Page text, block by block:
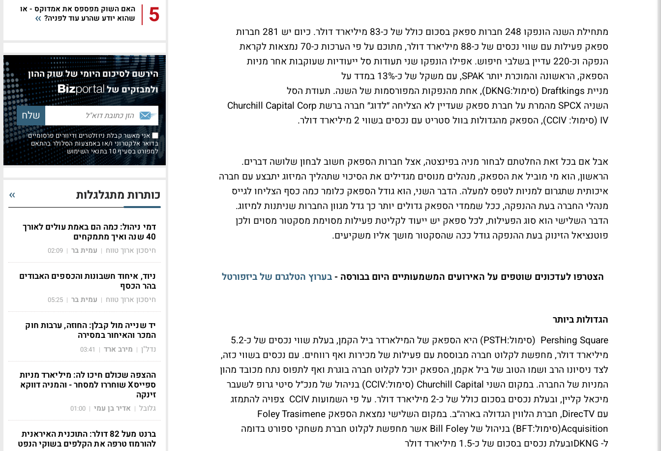
מתחילת השנה הונפקו 248 חברות ספאק בסכום כולל של כ-83 מיליארד דולר. כיום יש 281 חברות
ספאק פעילות עם שווי נכסים של כ-88 מיליארד דולר, מתוכם על פי הערכות כ-70 נמצאות לקראת
הנפקה וכ-220 עדיין בשלבי חיפוש. אפילו הונפקו שני תעודות סל ייעודיות שעוקבות אחר מניות
הספאק, הראשונה והמוכרת יותר SPAK, עם משקל של כ-13% במדד על
מניית Draftkings (סימול:DKNG), אחת מהנפקות המפורסמות של השנה. תעודת הסל
השניה SPCX מהמרת על חברת ספאק שעדיין לא הצליחה ״לדוג״ חברה ברשת Churchill Capital Corp
IV (סימול: CCIV), הספאק מהגדולות בוול סטריט עם נכסים בשווי 2 מיליארד דולר.
אבל אם בכל זאת החלטתם לבחור מניה בפינצטה, אצל חברות הספאק חשוב לבחון שלושה דברים.
הראשון, הוא מי מוביל את הספאק, מנהלים מנוסים מגדילים את הסיכוי שתהליך המיזוג יתבצע עם חברה
איכותית שתגרום למניות לטפס למעלה. הדבר השני, הוא גודל הספאק כלומר כמה כסף הצליחו לגייס
מנהלי החברה בעת ההנפקה, ככל שממדי הספאק גדולים יותר כך גדל מגוון החברות שניתנות למיזוג.
הדבר השלישי הוא סוג הפעילות, לכל ספאק יש ייעוד לקליטת פעילות מסוימת מסקטור מסוים ולכן
פוטנציאל הזינוק בעת ההנפקה גודל ככה שהסקטור מושך אליו משקיעים.
הצטרפו לעדכונים שוטפים על האירועים המשמעותיים היום בבורסה - בערוץ הטלגרם של ביזפורטל
הגדולות ביותר
Pershing Square (סימול:PSTH) היא הספאק של המילארדר ביל הקמן, בעלת שווי נכסים של כ-5.2
מיליארד דולר, מחפשת לקלוט חברה מבוססת עם פעילות של מכירות ואף רווחים. עם נכסים בשווי כזה,
לצד ניסיונו הרב ושמו הטוב של ביל אקמן, הספאק יוכל לקלוט חברה בוגרת ואף לתפוס נתח מכובד מהון
המניות של החברה. במקום השני Churchill Capital (סימול:CCIV) בניהול של מנכ״ל סיטי גרופ לשעבר
מיכאל קליין, ובעלת נכסים בסכום כולל של כ-2 מיליארד דולר. על פי השמועות CCIV צפויה להתמזג
עם DirecTV, חברת הלווין הגדולה בארה״ב. במקום השלישי נמצאת הספאק Foley Trasimene
Acquisition(סימול:BFT) בניהול של Bill Foley אשר מחפשת לקלוט חברת משחקי ספורט בדומה
ל- DKNGובעלת נכסים בסכום של כ-1.5 מיליארד דולר
5
האם השוק מפספס את אמדוקס - או
שהוא יודע שהרע עוד לפניה?
הירשם לסיכום היומי של שוק ההון
ולמבזקים של
אני מאשר קבלת ניוזלטרים ודיוורים פרסומיים
בדואר אלקטרוני ו/או באמצעות הסלולר בהתאם
למפורט בסעיף 10 בתנאי השימוש
כותרות מתגלגלות
דמי ניהול: כמה הם באמת עולים לאורך
40 שנה ואיך מתמקחים
חיסכון ארוך טווח | עמית בר |
02:09
ניוד, איחוד חשבונות והכספים האבודים
בהר הכסף
חיסכון ארוך טווח | עמית בר |
05:25
יד שנייה מול קבלן: החוזה, ערבות חוק
המכר והאיחור במסירה
נדל"ן | מירב ארד |
03:41
ההצפה שכולם חיכו לה: מיליארד מניות
ספייסX שוחררו למסחר - והמניה דווקא
זינקה
גלובל | אדיר בן עמי |
01:00
ברנט מעל 82 דולר: התוכנית האיראנית
להורמוז טרפה את הקלפים בשוקי הנפט